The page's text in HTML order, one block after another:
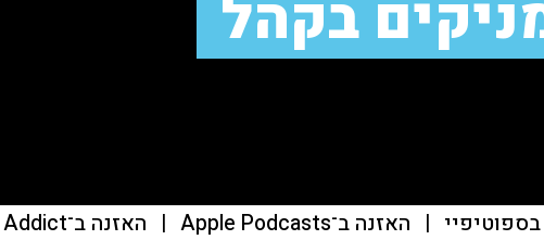
בקהל
| האזנה ב־Apple Podcasts | האזנה ב־Podcast Addict